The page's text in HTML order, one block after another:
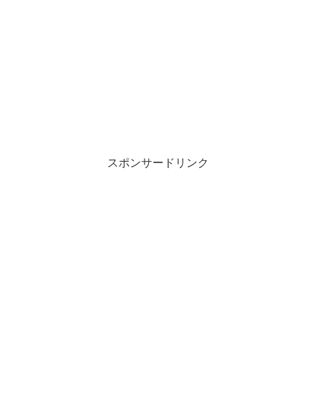
スポンサードリンク